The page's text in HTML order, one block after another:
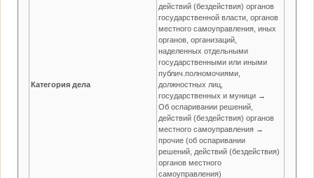
Категория дела
действий (бездействия) органов
государственной власти, органов
местного самоуправления, иных
органов, организаций,
наделенных отдельными
государственными или иными
публич.полномочиями,
должностных лиц,
государственных и муници →
Об оспаривании решений,
действий (бездействия) органов
местного самоуправления →
прочие (об оспаривании
решений, действий (бездействия)
органов местного
самоуправления)